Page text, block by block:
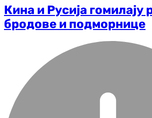
Кина и Русија гомилају
бродове и подморнице